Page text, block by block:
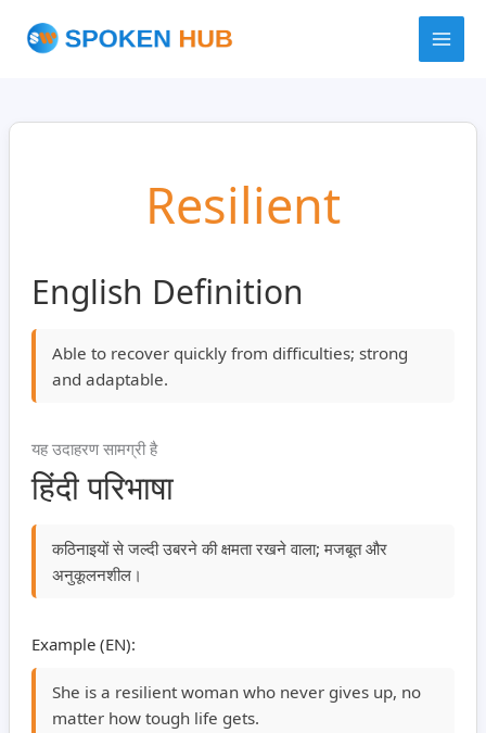
Resilient
English Definition
Able to recover quickly from difficulties; strong
and adaptable.
यह उदाहरण सामग्री है
हिंदी परिभाषा
कठिनाइयों से जल्दी उबरने की क्षमता रखने वाला; मजबूत और
अनुकूलनशील।
Example (EN):
She is a resilient woman who never gives up, no
matter how tough life gets.